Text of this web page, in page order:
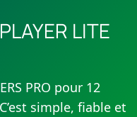
LITE
PRO pour 12
simple, fiable et